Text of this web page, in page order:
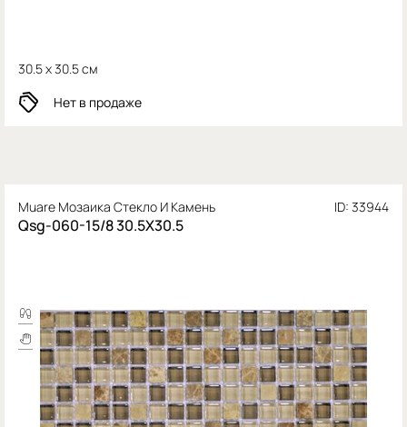
30.5 x 30.5 см
Нет в продаже
Muare Мозаика Стекло И Камень ID: 33944
Qsg-060-15/8 30.5X30.5